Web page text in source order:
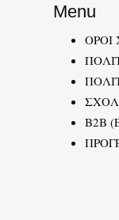
Menu
ΟΡΟΙ
B2B